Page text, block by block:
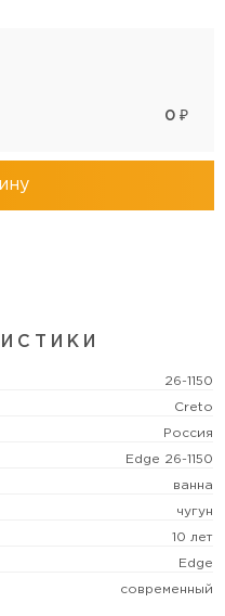
0 ₽
26-1150
Creto
Россия
Edge 26-1150
ванна
чугун
10 лет
Edge
современный